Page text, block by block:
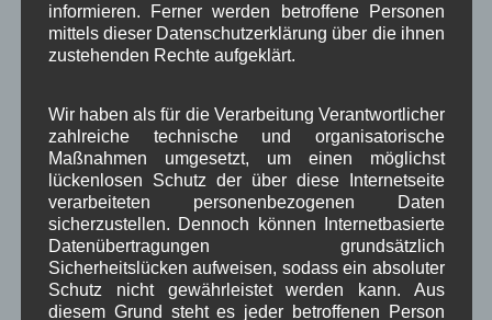
März 2025(5)
Februar 2025(9)
Januar 2025(8)
November 2024
(14)
Oktober 2024
(10)
September 2024 (8)
August 2024(2)
Juli 2024(9)
Juni 2024(4)
Mai 2024(4)
April 2024(5)
März 2024
(4)
Februar 2024(4)
informieren. Ferner werden betroffene Personen
mittels dieser Datenschutzerklärung über die ihnen
zustehenden Rechte aufgeklärt.
Wir haben als für die Verarbeitung Verantwortlicher
zahlreiche technische und organisatorische
Maßnahmen umgesetzt, um einen möglichst
lückenlosen Schutz der über diese Internetseite
verarbeiteten personenbezogenen Daten
sicherzustellen. Dennoch können Internetbasierte
Datenübertragungen grundsätzlich
Sicherheitslücken aufweisen, sodass ein absoluter
Schutz nicht gewährleistet werden kann. Aus
diesem Grund steht es jeder betroffenen Person